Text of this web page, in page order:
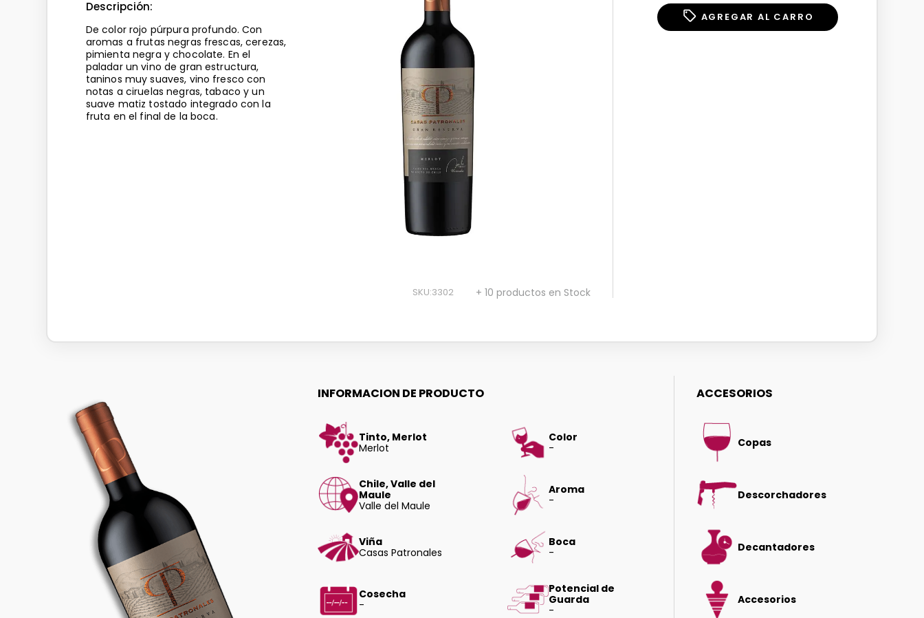
Descripción:
De color rojo púrpura profundo. Con
aromas a frutas negras frescas, cerezas,
pimienta negra y chocolate. En el
paladar un vino de gran estructura,
taninos muy suaves, vino fresco con
notas a ciruelas negras, tabaco y un
suave matiz tostado integrado con la
fruta en el final de la boca.
SKU:3302 + 10 productos en Stock
AGREGAR AL CARRO
INFORMACION DE PRODUCTO
Tinto, Merlot
Merlot
Chile, Valle del
Maule
Valle del Maule
Viña
Casas Patronales
Cosecha
-
Color
-
Aroma
-
Boca
-
Potencial de
Guarda
-
ACCESORIOS
Copas
Descorchadores
Decantadores
Accesorios
reserva